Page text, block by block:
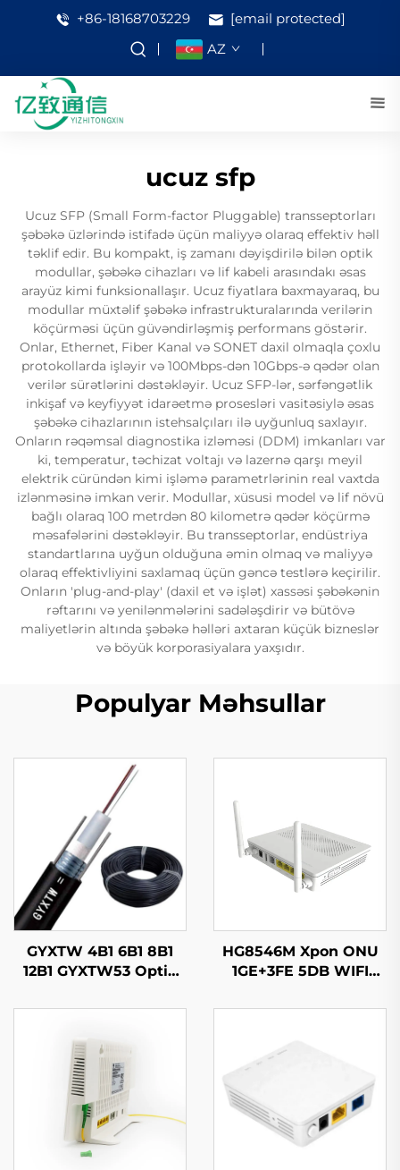
+86-18168703229
[email protected]
AZ
ucuz sfp
Ucuz SFP (Small Form-factor Pluggable) transseptorları
şəbəkə üzlərində istifadə üçün maliyyə olaraq effektiv həll
təklif edir. Bu kompakt, iş zamanı dəyişdirilə bilən optik
modullar, şəbəkə cihazları və lif kabeli arasındakı əsas
arayüz kimi funksionallaşır. Ucuz fiyatlara baxmayaraq, bu
modullar müxtəlif şəbəkə infrastrukturalarında verilərin
köçürməsi üçün güvəndirləşmiş performans göstərir.
Onlar, Ethernet, Fiber Kanal və SONET daxil olmaqla çoxlu
protokollarda işləyir və 100Mbps-dən 10Gbps-ə qədər olan
verilər sürətlərini dəstəkləyir. Ucuz SFP-lər, sərfəngətlik
inkişaf və keyfiyyət idarəetmə prosesləri vasitəsiylə əsas
şəbəkə cihazlarının istehsalçıları ilə uyğunluq saxlayır.
Onların rəqəmsal diagnostika izləməsi (DDM) imkanları var
ki, temperatur, təchizat voltajı və lazernə qarşı meyil
elektrik cüründən kimi işləmə parametrlərinin real vaxtda
izlənməsinə imkan verir. Modullar, xüsusi model və lif növü
bağlı olaraq 100 metrdən 80 kilometrə qədər köçürmə
məsafələrini dəstəkləyir. Bu transseptorlar, endüstriya
standartlarına uyğun olduğuna əmin olmaq və maliyyə
olaraq effektivliyini saxlamaq üçün gəncə testlərə keçirilir.
Onların 'plug-and-play' (daxil et və işlət) xassəsi şəbəkənin
rəftarını və yenilənmələrini sadələşdirir və bütövə
maliyetlərin altında şəbəkə həlləri axtaran küçük bizneslər
və böyük korporasiyalara yaxşıdır.
Populyar Məhsullar
GYXTW 4B1 6B1 8B1
12B1 GYXTW53 Optik
HG8546M Xpon ONU
1GE+3FE 5DB WIFI